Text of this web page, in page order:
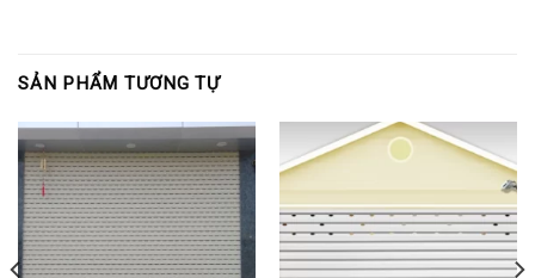
SẢN PHẨM TƯƠNG TỰ